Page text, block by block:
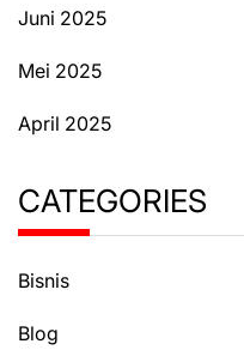
Juni 2025
Mei 2025
April 2025
CATEGORIES
Bisnis
Blog